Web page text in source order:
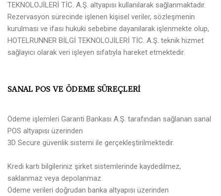
TEKNOLOJİLERİ TİC. A.Ş. altyapısı kullanılarak sağlanmaktadır.
Rezervasyon sürecinde işlenen kişisel veriler, sözleşmenin
kurulması ve ifası hukuki sebebine dayanılarak işlenmekte olup,
HOTELRUNNER BİLGİ TEKNOLOJİLERİ TİC. A.Ş. teknik hizmet
sağlayıcı olarak veri işleyen sıfatıyla hareket etmektedir.
SANAL POS VE ÖDEME SÜREÇLERİ
Ödeme işlemleri Garanti Bankası A.Ş. tarafından sağlanan sanal
POS altyapısı üzerinden
3D Secure güvenlik sistemi ile gerçekleştirilmektedir.
Kredi kartı bilgileriniz şirket sistemlerinde kaydedilmez,
saklanmaz veya depolanmaz.
Ödeme verileri doğrudan banka altyapısı üzerinden